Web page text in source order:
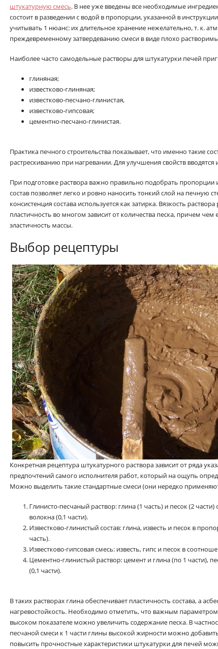
штукатурную смесь. В нее уже введены все необходимые
состоит в разведении с водой в пропорции, указанной в
учитывать 1 нюанс: их длительное хранение нежелательно, т. к.
преждевременному затвердеванию смеси в виде плохо
Наиболее часто самодельные растворы для штукатурки печей
глиняная;
известково-глиняная;
известково-песчано-глинистая,
известково-гипсовая;
цементно-песчано-глинистая.
Практика печного строительства показывает, что именно такие
растрескиванию при нагревании. Для улучшения свойств вводятся
При подготовке раствора важно правильно подобрать
состав позволяет легко и ровно наносить тонкий слой на печную
консистенция состава используется как затирка. Вязкость
пластичность во многом зависит от количества песка, причем
эластичность массы.
Выбор рецептуры
Конкретная рецептура штукатурного раствора зависит от ряда
предпочтений самого исполнителя работ, который на ощупь
Можно выделить такие стандартные смеси (они нередко
Глинисто-песчаный раствор: глина (1 часть) и песок (2
волокна (0,1 части).
Известково-глинистый состав: глина, известь и песок в
часть).
Известково-гипсовая смесь: известь, гипс и песок в
Цементно-глинистый раствор: цемент и глина (по 1 части),
(0,1 части).
В таких растворах глина обеспечивает пластичность состава, а
нагревостойкость. Необходимо отметить, что важным
высоком показателе можно увеличить содержание песка. В
песчаной смеси к 1 части глины высокой жирности можно
повысить прочностные характеристики штукатурки для печей